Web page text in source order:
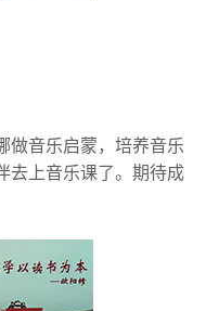
做音乐启蒙，培养音乐
去上音乐课了。期待成